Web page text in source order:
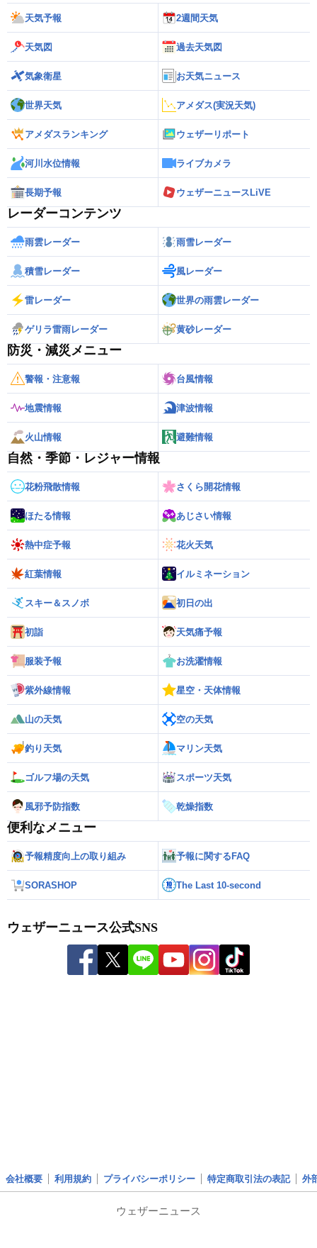
天気予報 2週間天気
天気図 過去天気図
気象衛星 お天気ニュース
世界天気 アメダス(実況天気)
アメダスランキング ウェザーリポート
河川水位情報 ライブカメラ
長期予報 ウェザーニュースLiVE
レーダーコンテンツ
雨雲レーダー 雨雪レーダー
積雪レーダー 風レーダー
雷レーダー 世界の雨雲レーダー
ゲリラ雷雨レーダー 黄砂レーダー
防災・減災メニュー
警報・注意報 台風情報
地震情報 津波情報
火山情報 避難情報
自然・季節・レジャー情報
花粉飛散情報 さくら開花情報
ほたる情報 あじさい情報
熱中症予報 花火天気
紅葉情報 イルミネーション
スキー＆スノボ 初日の出
初詣 天気痛予報
服装予報 お洗濯情報
紫外線情報 星空・天体情報
山の天気 空の天気
釣り天気 マリン天気
ゴルフ場の天気 スポーツ天気
風邪予防指数 乾燥指数
便利なメニュー
予報精度向上の取り組み 予報に関するFAQ
SORASHOP The Last 10-second
ウェザーニュース公式SNS
会社概要 利用規約 プライバシーポリシー 特定商取引法の表記 外
ウェザーニュース